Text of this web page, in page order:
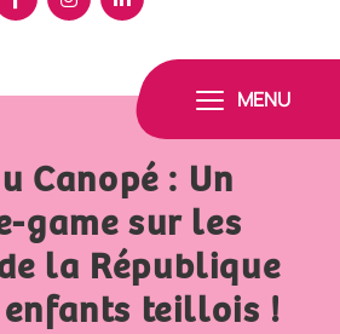
MENU
Canopé : Un
game sur les
la République
teillois !